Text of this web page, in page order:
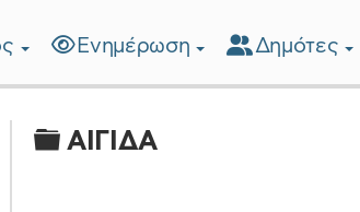
Ενημέρωση Δημότες
Φάκελος
ΑΙΓΙΔΑ